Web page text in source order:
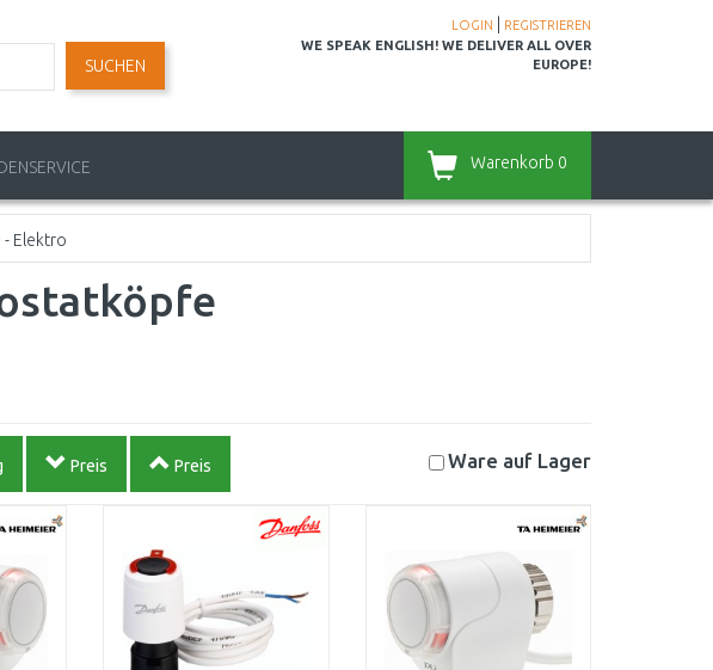
LOGIN
REGISTRIEREN
WE SPEAK ENGLISH! WE DELIVER ALL OVER
EUROPE!
SUCHEN
Warenkorb 0
Elektro
Preis Preis Ware auf Lager